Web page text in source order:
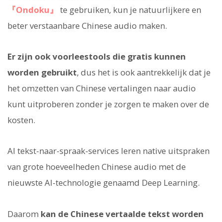
『Ondoku』 te gebruiken, kun je natuurlijkere en
beter verstaanbare Chinese audio maken.
Er zijn ook voorleestools die gratis kunnen
worden gebruikt, dus het is ook aantrekkelijk dat je
het omzetten van Chinese vertalingen naar audio
kunt uitproberen zonder je zorgen te maken over de
kosten.
AI tekst-naar-spraak-services leren native uitspraken
van grote hoeveelheden Chinese audio met de
nieuwste AI-technologie genaamd Deep Learning.
Daarom kan de Chinese vertaalde tekst worden